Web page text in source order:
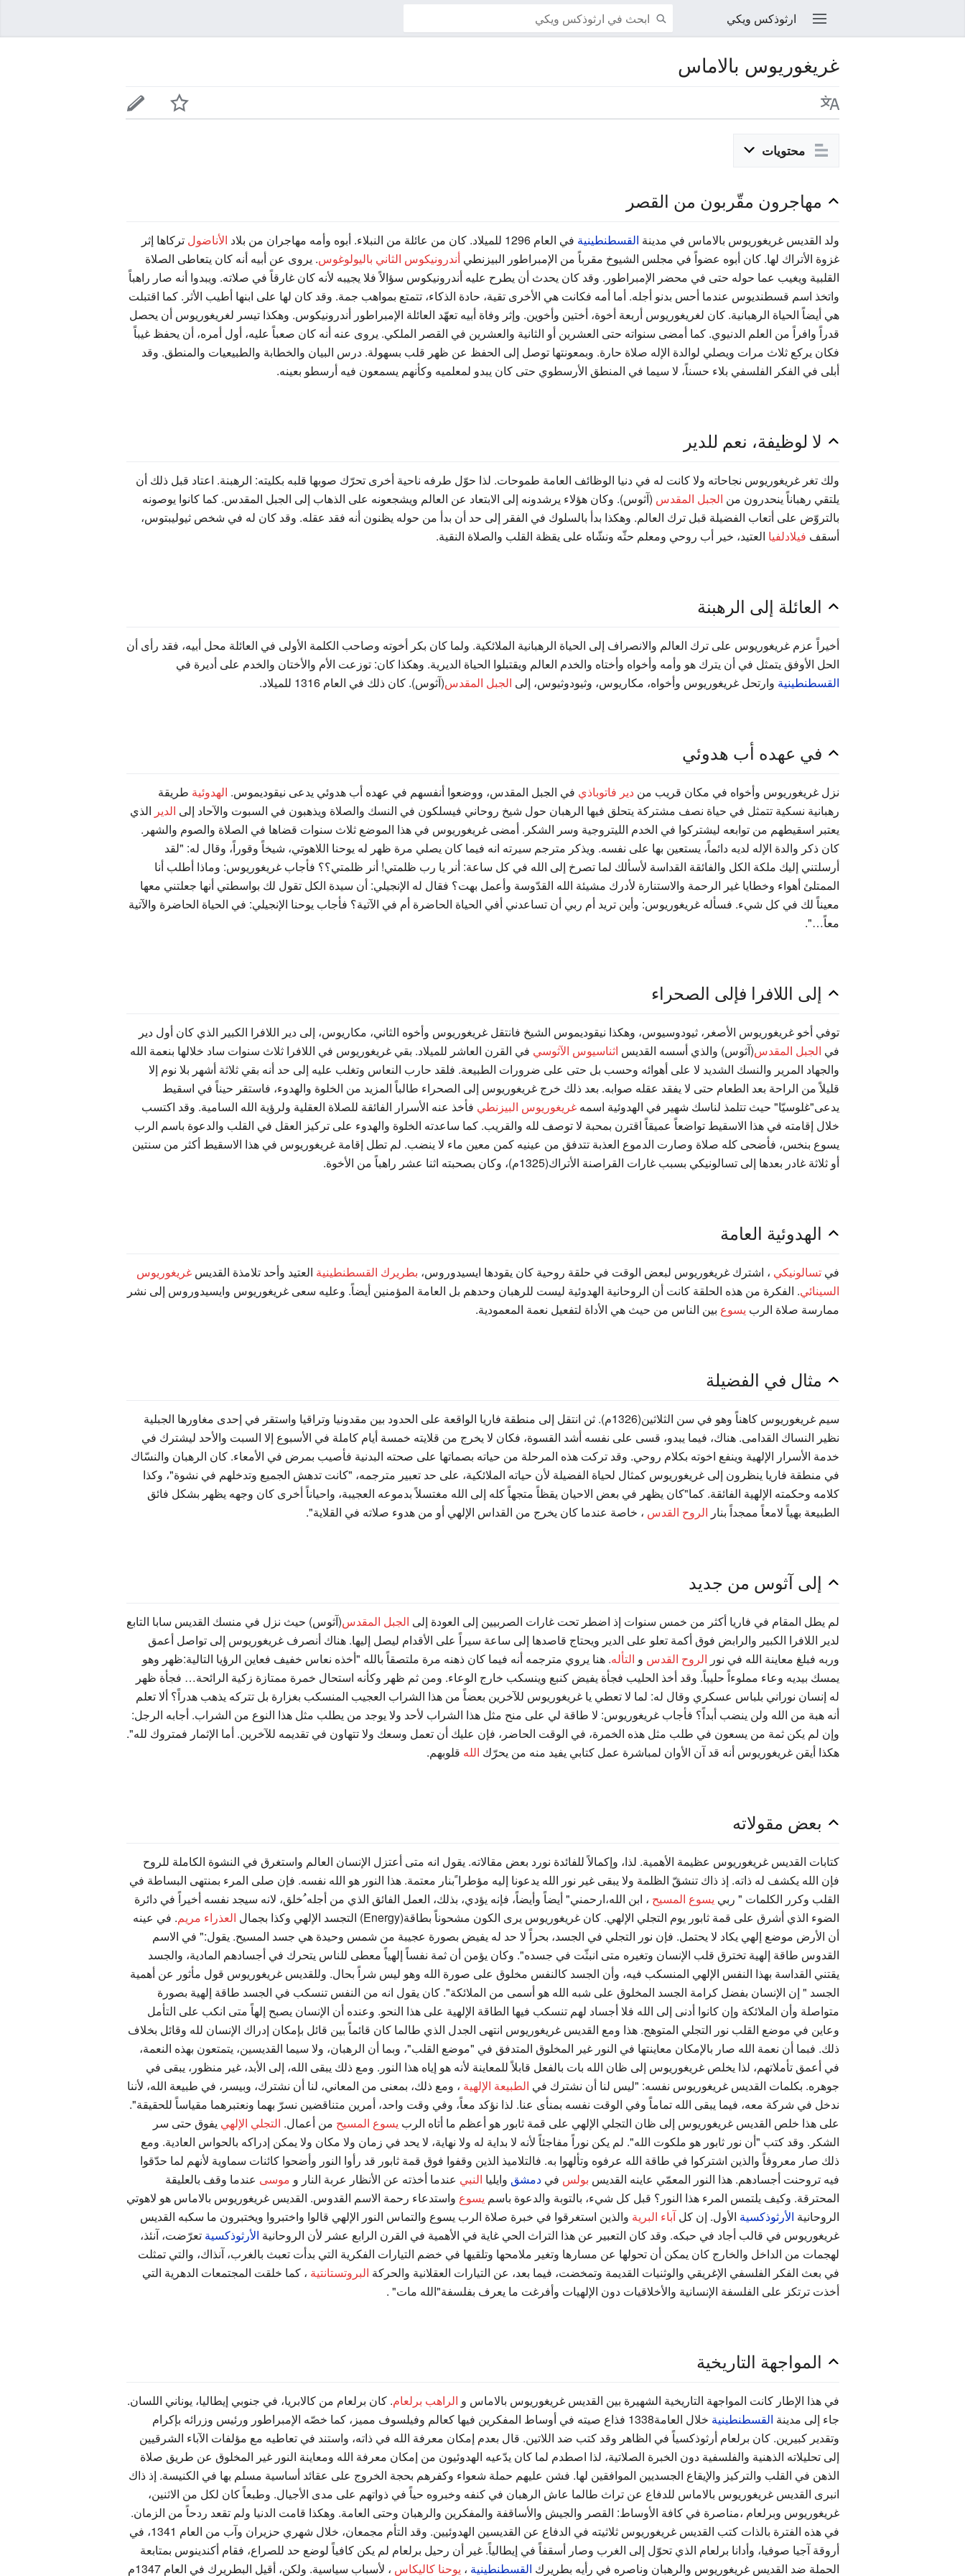
ارثوذكس ويكي
غريغوريوس بالاماس
محتويات
مهاجرون مقّربون من القصر
ولد القديس غريغوريوس بالاماس في مدينة القسطنطينية في العام 1296 للميلاد. كان من عائلة من النبلاء. أبوه وأمه مهاجران من بلاد الأناضول تركاها إثر
غزوة الأتراك لها. كان أبوه عضواً في مجلس الشيوخ مقرباً من الإمبراطور البيزنطيأندرونيكوس الثاني باليولوغوس. يروى عن أبيه أنه كان يتعاطى الصلاة
القلبية ويغيب عما حوله حتى في محضر الإمبراطور. وقد كان يحدث أن يطرح عليه أندرونيكوس سؤالاً فلا يجيبه لأنه كان غارقاً في صلاته. ويبدوا أنه صار راهباً
واتخذ اسم قسطنديوس عندما أحس بدنو أجله. أما أمه فكانت هي الأخرى تقية، حادة الذكاء، تتمتع بمواهب جمة. وقد كان لها على ابنها أطيب الأثر. كما اقتبلت
هي أيضاً الحياة الرهبانية. كان لغريغوريوس أربعة أخوة، أختين وأخوين. وإثر وفاة أبيه تعهّد العائلة الإمبراطور أندرونيكوس. وهكذا تيسر لغريغوريوس أن يحصل
قدراً وافراً من العلم الدنيوي. كما أمضى سنواته حتى العشرين أو الثانية والعشرين في القصر الملكي. يروى عنه أنه كان صعباً عليه، أول أمره، أن يحفظ غيباً
فكان يركع ثلاث مرات ويصلي لوالدة الإله صلاة حارة. وبمعونتها توصل إلى الحفظ عن ظهر قلب بسهولة. درس البيان والخطابة والطبيعيات والمنطق. وقد
أبلى في الفكر الفلسفي بلاء حسناً، لا سيما في المنطق الأرسطوي حتى كان يبدو لمعلميه وكأنهم يسمعون فيه أرسطو بعينه.
لا لوظيفة، نعم للدير
ولك تغر غريغوريوس نجاحاته ولا كانت له في دنيا الوظائف العامة طموحات. لذا حوّل طرفه ناحية أخرى تحرّك صوبها قلبه بكليته: الرهبنة. اعتاد قبل ذلك أن
يلتقي رهباناً ينحدرون من الجبل المقدس (آثوس). وكان هؤلاء يرشدونه إلى الابتعاد عن العالم ويشجعونه على الذهاب إلى الجبل المقدس. كما كانوا يوصونه
بالتروّض على أتعاب الفضيلة قبل ترك العالم. وهكذا بدأ بالسلوك في الفقر إلى حد أن بدأ من حوله يظنون أنه فقد عقله. وقد كان له في شخص ثيوليبتوس،
أسقف فيلادلفيا العتيد، خير أب روحي ومعلم حثّه ونشّاه على يقظة القلب والصلاة النقية.
العائلة إلى الرهبنة
أخيراً عزم غريغوريوس على ترك العالم والانصراف إلى الحياة الرهبانية الملائكية. ولما كان بكر أخوته وصاحب الكلمة الأولى في العائلة محل أبيه، فقد رأى أن
الحل الأوفق يتمثل في أن يترك هو وأمه وأخواه وأختاه والخدم العالم ويقتبلوا الحياة الديرية. وهكذا كان: توزعت الأم والأختان والخدم على أديرة في
القسطنطينية وارتحل غريغوريوس وأخواه، مكاريوس، وثيودوثيوس، إلى الجبل المقدس(آثوس). كان ذلك في العام 1316 للميلاد.
في عهده أب هدوئي
نزل غريغوريوس وأخواه في مكان قريب مندير فاتوباذي في الجبل المقدس، ووضعوا أنفسهم في عهده أب هدوئي يدعى نيقوديموس. الهدوئية طريقة
رهبانية نسكية تتمثل في حياة نصف مشتركة يتحلق فيها الرهبان حول شيخ روحاني فيسلكون في النسك والصلاة ويذهبون في السبوت والآحاد إلى الدير الذي
يعتبر اسقيطهم من توابعه ليشتركوا في الخدم الليتروجية وسر الشكر. أمضى غريغوريوس في هذا الموضع ثلاث سنوات قضاها في الصلاة والصوم والشهر.
كان ذكر والدة الإله لديه دائماً، يستعين بها على نفسه. ويذكر مترجم سيرته انه فيما كان يصلي مرة ظهر له يوحنا اللاهوتي، شيخاً وقوراً، وقال له: "لقد
أرسلتني إليك ملكة الكل والفائقة القداسة لأسألك لما تصرخ إلى الله في كل ساعة: أنر يا رب ظلمتي! أنر ظلمتي؟؟ فأجاب غريغوريوس: وماذا أطلب أنا
الممتلئ أهواء وخطايا غير الرحمة والاستنارة لأدرك مشيئة الله القدّوسة وأعمل بهت؟ فقال له الإنجيلي: أن سيدة الكل تقول لك بواسطتي أنها جعلتني معها
معيناً لك في كل شيء. فسأله غريغوريوس: وأين تريد أم ربي أن تساعدني أفي الحياة الحاضرة أم في الآتية؟ فأجاب يوحنا الإنجيلي: في الحياة الحاضرة والآتية
معاً…".
إلى اللافرا فإلى الصحراء
توفي أخو غريغوريوس الأصغر، ثيودوسيوس، وهكذا نيقوديموس الشيخ فانتقل غريغوريوس وأخوه الثاني، مكاريوس، إلى دير اللافرا الكبير الذي كان أول دير
في الجبل المقدس(آثوس) والذي أسسه القديس اثناسيوس الآثوسي في القرن العاشر للميلاد. بقي غريغوريوس في اللافرا ثلاث سنوات ساد خلالها بنعمة الله
والجهاد المرير والنسك الشديد لا على أهوائه وحسب بل حتى على ضرورات الطبيعة. فلقد حارب النعاس وتغلب عليه إلى حد أنه بقي ثلاثة أشهر بلا نوم إلا
قليلاً من الراحة بعد الطعام حتى لا يفقد عقله صوابه. بعد ذلك خرج غريغوريوس إلى الصحراء طالباً المزيد من الخلوة والهدوء، فاستقر حيناً في اسقيط
يدعى"غلوسيّا" حيث تتلمذ لناسك شهير في الهدوئية اسمهغريغوريوس البيزنطي فأخذ عنه الأسرار الفائقة للصلاة العقلية ولرؤية الله السامية. وقد اكتسب
خلال إقامته في هذا الاسقيط تواضعاً عميقاً اقترن بمحبة لا توصف لله والقريب. كما ساعدته الخلوة والهدوء على تركيز العقل في القلب والدعوة باسم الرب
يسوع بنخس، فأضحى كله صلاة وصارت الدموع العذبة تتدفق من عينيه كمن معين ماء لا ينضب. لم تطل إقامة غريغوريوس في هذا الاسقيط أكثر من سنتين
أو ثلاثة غادر بعدها إلى تسالونيكي بسبب غارات القراصنة الأتراك(1325م)، وكان بصحبته اثنا عشر راهباً من الأخوة.
الهدوئية العامة
فيتسالونيكي ، اشترك غريغوريوس لبعض الوقت في حلقة روحية كان يقودها ايسيدوروس، بطريرك القسطنطينية العتيد وأحد تلامذة القديسغريغوريوس
السينائي. الفكرة من هذه الحلقة كانت أن الروحانية الهدوئية ليست للرهبان وحدهم بل العامة المؤمنين أيضاً. وعليه سعى غريغوريوس وايسيدوروس إلى نشر
ممارسة صلاة الرب يسوع بين الناس من حيث هي الأداة لتفعيل نعمة المعمودية.
مثال في الفضيلة
سيم غريغوريوس كاهناً وهو في سن الثلاثين(1326م). ثن انتقل إلى منطقة فاريا الواقعة على الحدود بين مقدونيا وتراقيا واستقر في إحدى مغاورها الجبلية
نظير النساك القدامى. هناك، فيما يبدو، قسى على نفسه أشد القسوة، فكان لا يخرج من قلايته خمسة أيام كاملة في الأسبوع إلا السبت والأحد ليشترك في
خدمة الأسرار الإلهية وينفع اخوته بكلام روحي. وقد تركت هذه المرحلة من حياته بصماتها على صحته البدنية فأصيب بمرض في الأمعاء. كان الرهبان والنسّاك
في منطقة فاريا ينظرون إلى غريغوريوس كمثال لحياة الفضيلة لأن حياته الملائكية، على حد تعبير مترجمه، "كانت تدهش الجميع وتدخلهم في نشوة"، وكذا
كلامه وحكمته الإلهية الفائقة. كما"كان يظهر في بعض الاحيان يقظاً متجهاً كله إلى الله مغتسلاً بدموعه العجيبة، واحياناً أخرى كان وجهه يظهر بشكل فائق
الطبيعة بهياً لامعاً ممجداً بنار الروح القدس ، خاصة عندما كان يخرج من القداس الإلهي أو من هدوء صلاته في القلاية".
إلى آثوس من جديد
لم يطل المقام في فاريا أكثر من خمس سنوات إذ اضطر تحت غارات الصربيين إلى العودة إلى الجبل المقدس(آثوس) حيث نزل في منسك القديس سابا التابع
لدير اللافرا الكبير والرابض فوق أكمة تعلو على الدير ويحتاج قاصدها إلى ساعة سيراً على الأقدام ليصل إليها. هناك أنصرف غريغوريوس إلى تواصل أعمق
وربه فبلغ معاينة الله في نور الروح القدس و التأله. هنا يروي مترجمه أنه فيما كان ذهنه مرة ملتصقاً بالله "أخذه نعاس خفيف فعاين الرؤيا التالية:ظهر وهو
يمسك بيديه وعاء مملوءاً حليباً. وقد أخذ الحليب فجأة يفيض كنبع وينسكب خارج الوعاء. ومن ثم ظهر وكأنه استحال خمرة ممتازة زكية الرائحة… فجأة ظهر
له إنسان نوراني بلباس عسكري وقال له: لما لا تعطي يا غريغوريوس للآخرين بعضاً من هذا الشراب العجيب المنسكب بغزارة بل تتركه يذهب هدراً؟ ألا تعلم
أنه هبة من الله ولن ينضب أبداً؟ فأجاب غريغوريوس: لا طاقة لي على منح مثل هذا الشراب لأحد ولا يوجد من يطلب مثل هذا النوع من الشراب. أجابه الرجل:
وإن لم يكن ثمة من يسعون في طلب مثل هذه الخمرة، في الوقت الحاضر، فإن عليك أن تعمل وسعك ولا تتهاون في تقديمه للآخرين. أما الإثمار فمتروك لله".
هكذا أيقن غريغوريوس أنه قد آن الأوان لمباشرة عمل كتابي يفيد منه من يحرّك الله قلوبهم.
بعض مقولاته
كتابات القديس غريغوريوس عظيمة الأهمية. لذا، وإكمالاً للفائدة نورد بعض مقالاته. يقول انه متى أعتزل الإنسان العالم واستغرق في النشوة الكاملة للروح
فإن الله يكشف له ذاته. إذ ذاك تنشقّ الظلمة ولا يبقى غير نور الله يدعونا إليه مؤطرا ًبنار معتمة. هذا النور هو الله نفسه. فإن صلى المرء بمنتهى البساطة في
القلب وكرر الكلمات " ربي يسوع المسيح ، ابن الله،ارحمني" أيضاً وأيضاً، فإنه يؤدي، بذلك، العمل الفائق الذي من أجله ُخلق، لانه سيجد نفسه أخيراً في دائرة
الضوء الذي أشرق على قمة ثابور يوم التجلي الإلهي. كان غريغوريوس يرى الكون مشحوناً بطاقة(Energy) التجسد الإلهي وكذا بجمال
العذراء مريم. في عينه
أن الأرض موضع إلهي يكاد لا يحتمل. فإن نور التجلي في الجسد، بحراً لا حد له يفيض بصورة عجيبة من شمس وحيدة هي جسد المسيح. يقول:" في الاسم
القدوس طاقة إلهية تخترق قلب الإنسان وتغيره متى انبثّت في جسده". وكان يؤمن أن ثمة نفساً إلهياً معطى للناس يتحرك في أجسادهم المادية، والجسد
يقتني القداسة بهذا النفس الإلهي المنسكب فيه، وأن الجسد كالنفس مخلوق على صورة الله وهو ليس شراً بحال. وللقديس غريغوريوس قول مأثور عن أهمية
الجسد " إن الإنسان بفضل كرامة الجسد المخلوق على شبه الله هو أسمى من الملائكة". كان يقول انه من النفس تنسكب في الجسد طاقة إلهية بصورة
متواصلة وأن الملائكة وإن كانوا أدنى إلى الله فلا أجساد لهم تنسكب فيها الطاقة الإلهية على هذا النحو. وعنده أن الإنسان يصبح إلهاً متى انكب على التأمل
وعاين في موضع القلب نور التجلي المتوهج. هذا ومع القديس غريغوريوس انتهى الجدل الذي طالما كان قائماً بين قائل بإمكان إدراك الإنسان لله وقائل بخلاف
ذلك. فبما أن نعمة الله صار بالإمكان معاينتها في النور غير المخلوق المتدفق في "موضع القلب"، وبما أن الرهبان، ولا سيما القديسين، يتمتعون بهذه النعمة،
في أعمق تأملاتهم، لذا يخلص غريغوريوس إلى ظان الله بات بالفعل قابلاً للمعاينة لأنه هو إياه هذا النور. ومع ذلك يبقى الله، إلى الأبد، غير منظور، يبقى في
جوهره. بكلمات القديس غريغوريوس نفسه: "ليس لنا أن نشترك في الطبيعة الإلهية ، ومع ذلك، بمعنى من المعاني، لنا أن نشترك، وبيسر، في طبيعة الله، لأننا
ندخل في شركة معه، فيما يبقى الله تماماً وفي الوقت نفسه بمنأى عنا. لذا نؤكد معاً، وفي وقت واحد، أمرين متناقضين نسرّ بهما ونعتبرهما مقياساً للحقيقة".
على هذا خلص القديس غريغوريوس إلى ظان التجلي الإلهي على قمة ثابور هو أعظم ما أتاه الرب يسوع المسيح من أعمال. التجلي الإلهي يفوق حتى سر
الشكر. وقد كتب "أن نور ثابور هو ملكوت الله". لم يكن نوراً مفاجئاً لأنه لا بداية له ولا نهاية، لا يحد في زمان ولا مكان ولا يمكن إدراكه بالحواس العادية. ومع
ذلك صار معروفاً والذين اشتركوا في طاقة الله عرفوه وتألهوا به. فالتلاميذ الذين وقفوا فوق قمة ثابور قد رأوا النور وأضحوا كائنات سماوية لأنهم لما حدّقوا
فيه تروحنت أجسادهم. هذا النور المعمّي عاينه القديس بولس فيدمشق وايليا النبي عندما أخذته عن الأنظار عربة النار و موسى عندما وقف بالعليقة
المحترقة. وكيف يلتمس المرء هذا النور؟ قبل كل شيء، بالتوبة والدعوة باسم يسوع واستدعاء رحمة الاسم القدوس. القديس غريغوريوس بالاماس هو لاهوتي
الروحانية الأرثوذكسية الأول. إن كلآباء البرية والذين استغرقوا في خبرة صلاة الرب يسوع والتماس النور الإلهي قالوا واختبروا ويختبرون ما سكبه القديس
غريغوريوس في قالب أجاد في حبكه. وقد كان التعبير عن هذا التراث الحي غاية في الأهمية في القرن الرابع عشر لأن الروحانية الأرثوذكسية تعرّضت، آنئذ،
لهجمات من الداخل والخارج كان يمكن أن تحولها عن مسارها وتغير ملامحها وتلقيها في خضم التيارات الفكرية التي بدأت تعبث بالغرب، آنذاك، والتي تمثلت
في بعث الفكر الفلسفي الإغريقي والوثنيات القديمة وتمخضت، فيما بعد، عن التيارات العقلانية والحركة البروتستانتية ، كما خلقت المجتمعات الدهرية التي
أخذت ترتكز على الفلسفة الإنسانية والأخلاقيات دون الإلهيات وأفرغت ما يعرف بفلسفة"الله مات" .
المواجهة التاريخية
في هذا الإطار كانت المواجهة التاريخية الشهيرة بين القديس غريغوريوس بالاماس و الراهب برلعام. كان برلعام من كالابريا، في جنوبي إيطاليا، يوناني اللسان.
جاء إلى مدينة القسطنطينية
خلال العامة1338 فذاع صيته في أوساط المفكرين فيها كعالم وفيلسوف مميز، كما خصّه الإمبراطور ورئيس وزرائه بإكرام
وتقدير كبيرين. كان برلعام أرثوذكسياً في الظاهر وقد كتب ضد اللاتين. قال بعدم إمكان معرفة الله في ذاته، واستند في تعاطيه مع مؤلفات الآباء الشرقيين
إلى تحليلاته الذهنية والفلسفية دون الخبرة الصلاتية، لذا اصطدم لما كان يدّعيه الهدوئيون من إمكان معرفة الله ومعاينة النور غير المخلوق عن طريق صلاة
الذهن في القلب والتركيز والإيقاع الجسديين الموافقين لها. فشن عليهم حملة شعواء وكفرهم بحجة الخروج على عقائد أساسية مسلم بها في الكنيسة. إذ ذاك
انبرى القديس غريغوريوس بالاماس للدفاع عن تراث طالما عاش الرهبان في كنفه وخبروه حياً في ذواتهم على مدى الأجيال. وطبعاً كان لكل من الاثنين،
غريغوريوس وبرلعام ،مناصرة في كافة الأوساط: القصر والجيش والأساقفة والمفكرين والرهبان وحتى العامة. وهكذا قامت الدنيا ولم تقعد ردحاً من الزمان.
في هذه الفترة بالذات كتب القديس غريغوريوس ثلاثيته في الدفاع عن القديسين الهدوئيين. وقد التأم مجمعان، خلال شهري حزيران وآب من العام 1341، في
أروقة آجيا صوفيا، وأدانا برلعام الذي تحوّل إلى الغرب وصار أسقفاً في إيطالياً. غير أن رحيل برلعام لم يكن كافياً لوضع حد للصراع، فقام أكندينوس بمتابعة
الحملة ضد القديس غريغوريوس والرهبان وناصره في رأيه بطريرك القسطنطينية ، يوحنا كاليكاس ، لأسباب سياسية. ولكن، أقيل البطريرك في العام 1347م